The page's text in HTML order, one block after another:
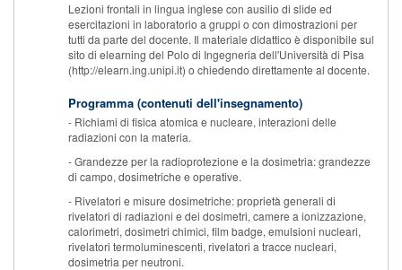
Lezioni frontali in lingua inglese con ausilio di slide ed
esercitazioni in laboratorio a gruppi o con dimostrazioni per
tutti da parte del docente. Il materiale didattico è disponibile sul
sito di elearning del Polo di Ingegneria dell'Università di Pisa
(http://elearn.ing.unipi.it) o chiedendo direttamente al docente.
Programma (contenuti dell'insegnamento)
- Richiami di fisica atomica e nucleare, interazioni delle
radiazioni con la materia.
- Grandezze per la radioprotezione e la dosimetria: grandezze
di campo, dosimetriche e operative.
- Rivelatori e misure dosimetriche: proprietà generali di
rivelatori di radiazioni e dei dosimetri, camere a ionizzazione,
calorimetri, dosimetri chimici, film badge, emulsioni nucleari,
rivelatori termoluminescenti, rivelatori a tracce nucleari,
dosimetria per neutroni.